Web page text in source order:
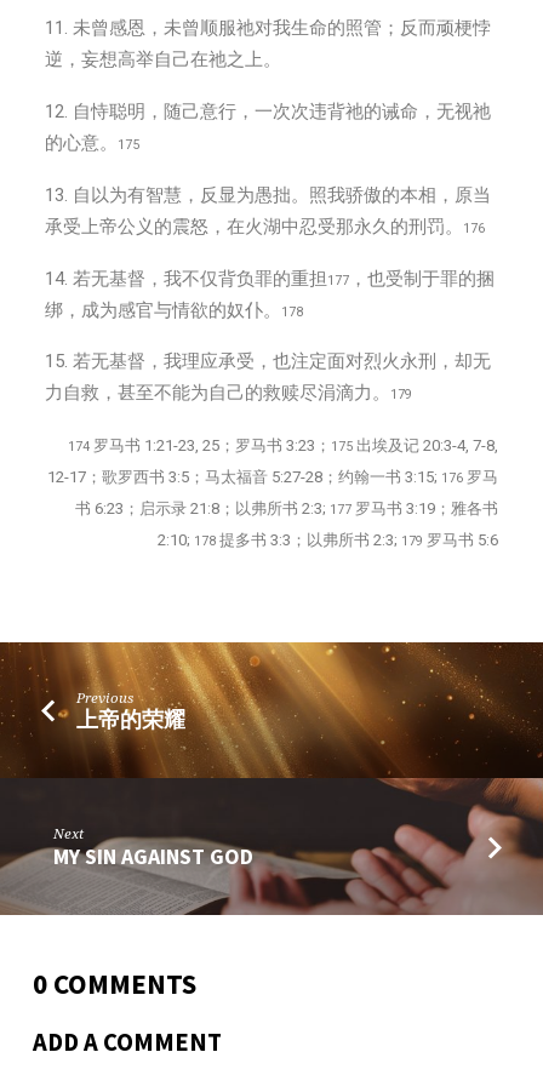
11. 未曾感恩，未曾顺服祂对我生命的照管；反而顽梗悖
逆，妄想高举自己在祂之上。
12. 自恃聪明，随己意行，一次次违背祂的诫命，无视祂
的心意。
175
13. 自以为有智慧，反显为愚拙。照我骄傲的本相，原当
承受上帝公义的震怒，在火湖中忍受那永久的刑罚。
176
14. 若无基督，我不仅背负罪的重担 177，也受制于罪的捆
绑，成为感官与情欲的奴仆。
178
15. 若无基督，我理应承受，也注定面对烈火永刑，却无
力自救，甚至不能为自己的救赎尽涓滴力。
179
174 罗马书 1:21-23, 25；罗马书 3:23； 175 出埃及记 20:3-4, 7-8,
12-17；歌罗西书 3:5；马太福音 5:27-28；约翰一书 3:15; 176 罗马
书 6:23；启示录 21:8；以弗所书 2:3; 177 罗马书 3:19；雅各书
2:10; 178 提多书 3:3；以弗所书 2:3; 179 罗马书 5:6
Previous
上帝的荣耀
Next
MY SIN AGAINST GOD
0 COMMENTS
ADD A COMMENT